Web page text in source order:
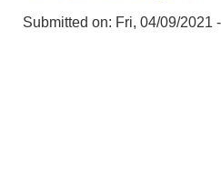
Submitted on: Fri, 04/09/2021